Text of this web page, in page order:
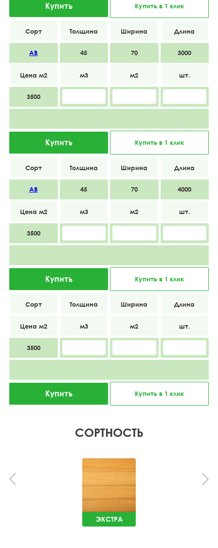
Купить Купить в 1 клик
АВ 45 70 3000
3500
Купить Купить в 1 клик
АВ 45 70 4000
3500
Купить Купить в 1 клик
АВ 45 70 6000
3500
Купить Купить в 1 клик
СОРТНОСТЬ
ЭКСТРА